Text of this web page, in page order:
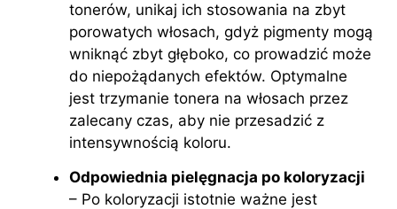
tonerów, unikaj ich stosowania na zbyt
porowatych włosach, gdyż pigmenty mogą
wniknąć zbyt głęboko, co prowadzić może
do niepożądanych efektów. Optymalne
jest trzymanie tonera na włosach przez
zalecany czas, aby nie przesadzić z
intensywnością koloru.
Odpowiednia pielęgnacja po koloryzacji
– Po koloryzacji istotnie ważne jest